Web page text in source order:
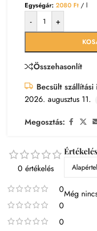
Egységár: 2080 Ft / l
- +
Összehasonlít
Becsült szállítási
2026. augusztus 11.
Megosztás:
0 értékelés
0
0
0
Még